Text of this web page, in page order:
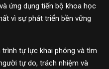
ứng dụng tiến bộ khoa học
vì sự phát triển bền vững
tự lực khai phóng và tìm
tự do, trách nhiệm và